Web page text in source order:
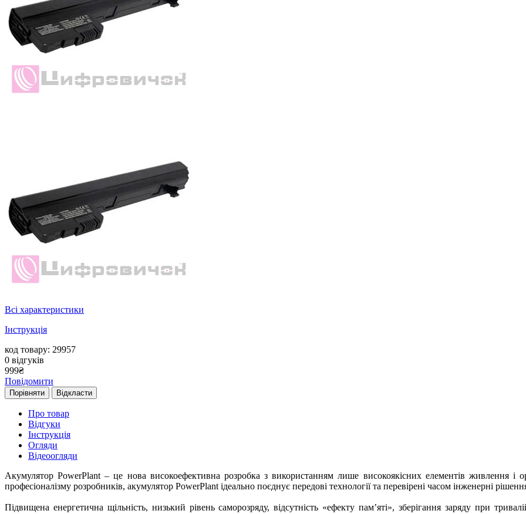
Всі характеристики
Інструкція
код товару: 29957
0 відгуків
999₴
Повідомити
Порівняти Відкласти
Про товар
Відгуки
Інструкція
Огляди
Відеоогляди
Акумулятор PowerPlant – це нова високоефективна розробка з використанням лише високоякісних елементів живлення і
професіоналізму розробників, акумулятор PowerPlant ідеально поєднує передові технології та перевірені часом інженерні
Підвищена енергетична щільність, низький рівень саморозряду, відсутність «ефекту пам’яті», зберігання заряду при